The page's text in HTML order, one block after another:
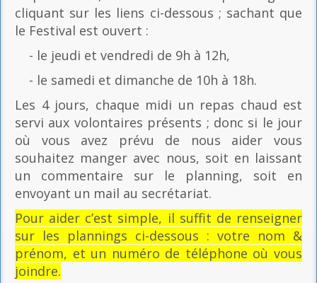
cliquant sur les liens ci-dessous ; sachant que
le Festival est ouvert :
- le jeudi et vendredi de 9h à 12h,
- le samedi et dimanche de 10h à 18h.
Les 4 jours, chaque midi un repas chaud est
servi aux volontaires présents ; donc si le jour
où vous avez prévu de nous aider vous
souhaitez manger avec nous, soit en laissant
un commentaire sur le planning, soit en
envoyant un mail au secrétariat.
Pour aider c’est simple, il suffit de renseigner
sur les plannings ci-dessous : votre nom &
prénom, et un numéro de téléphone où vous
joindre.